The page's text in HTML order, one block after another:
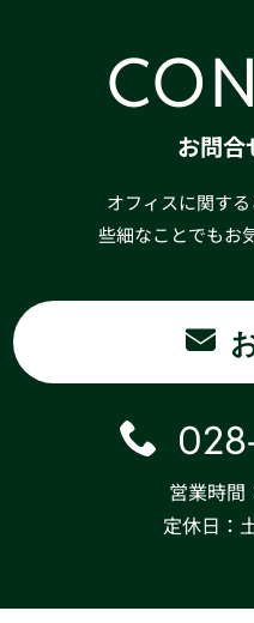
お問合
オフィスに関す
些細なことでもお
営業時間
定休日：